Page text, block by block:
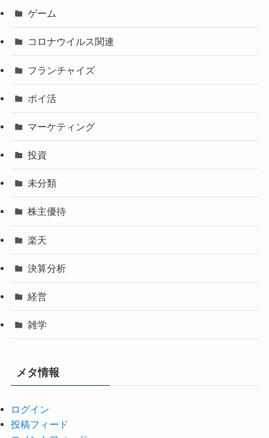
ゲーム
コロナウイルス関連
フランチャイズ
ポイ活
マーケティング
投資
未分類
株主優待
楽天
決算分析
経営
雑学
メタ情報
ログイン
投稿フィード